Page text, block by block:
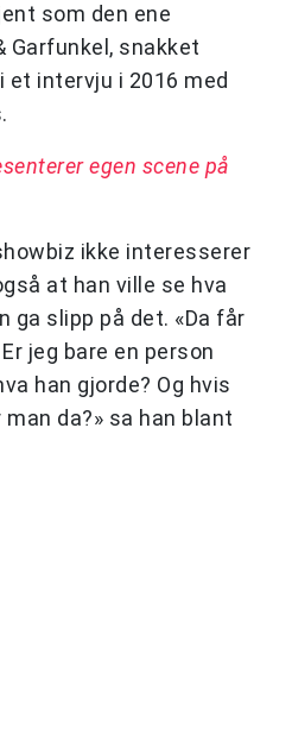
som den ene
Garfunkel, snakket
et intervju i 2016 med
egen scene på
ikke interesserer
at han ville se hva
ga slipp på det. «Da får
jeg bare en person
han gjorde? Og hvis
da?» sa han blant